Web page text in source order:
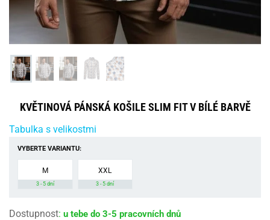
KVĚTINOVÁ PÁNSKÁ KOŠILE SLIM FIT V BÍLÉ BARVĚ
Tabulka s velikostmi
VYBERTE VARIANTU:
M
3 - 5 dní
XXL
3 - 5 dní
Dostupnost: u tebe do 3-5 pracovních dnů